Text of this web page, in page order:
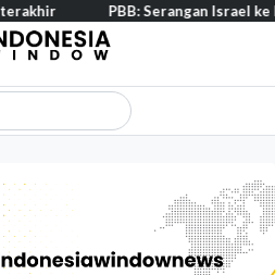
PBB: Serangan Israel ke